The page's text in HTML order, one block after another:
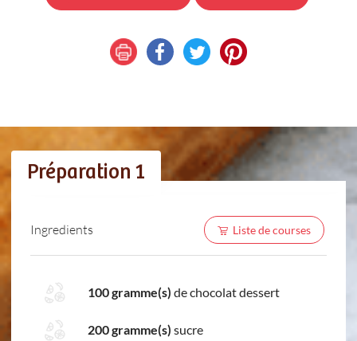
Préparation 1
Ingredients Liste de courses
100 gramme(s) de chocolat dessert
200 gramme(s) sucre